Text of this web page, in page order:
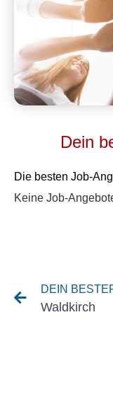
Dein
Die besten Job-
Keine Job-
DEIN
Waldkirch